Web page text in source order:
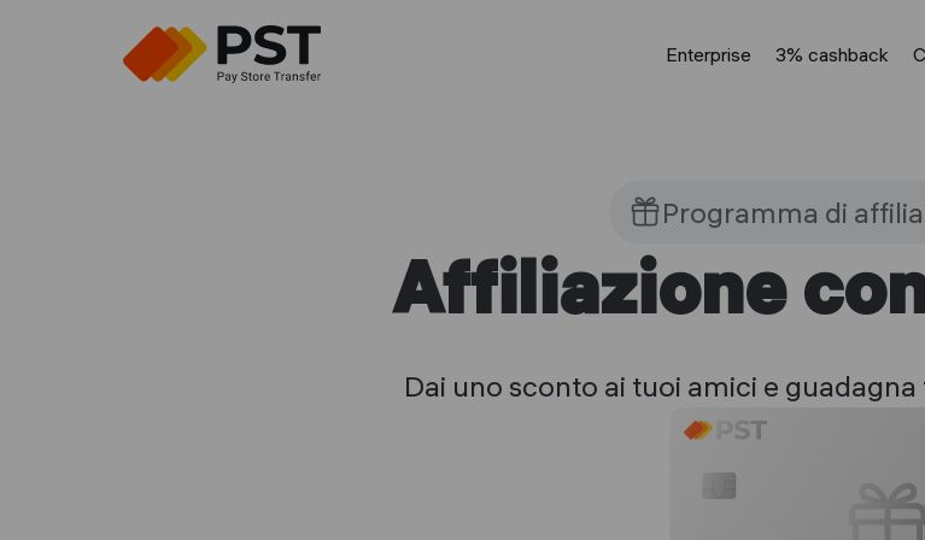
Enterprise 3% cashback
Programma di
Affiliazione
Dai uno sconto ai tuoi amici e